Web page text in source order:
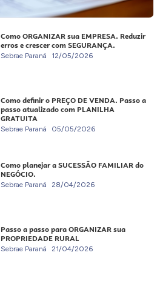
Como ORGANIZAR sua EMPRESA. Reduzir
erros e crescer com SEGURANÇA.
Sebrae Paraná 12/05/2026
Como definir o PREÇO DE VENDA. Passo a
passo atualizado com PLANILHA
GRATUITA
Sebrae Paraná 05/05/2026
Como planejar a SUCESSÃO FAMILIAR do
NEGÓCIO.
Sebrae Paraná 28/04/2026
Passo a passo para ORGANIZAR sua
PROPRIEDADE RURAL
Sebrae Paraná 21/04/2026